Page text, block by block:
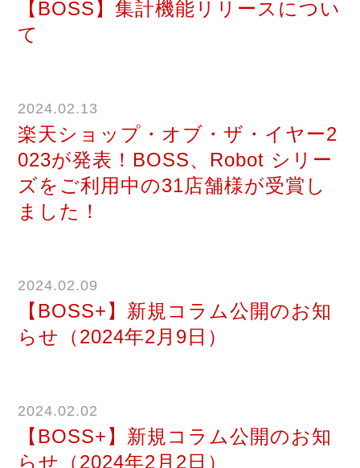
【BOSS】集計機能リリースについ
て
2024.02.13
楽天ショップ・オブ・ザ・イヤー2
023が発表！BOSS、Robot シリー
ズをご利用中の31店舗様が受賞し
ました！
2024.02.09
【BOSS+】新規コラム公開のお知
らせ（2024年2月9日）
2024.02.02
【BOSS+】新規コラム公開のお知
らせ（2024年2月2日）